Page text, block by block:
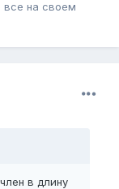
все на своем
в длину